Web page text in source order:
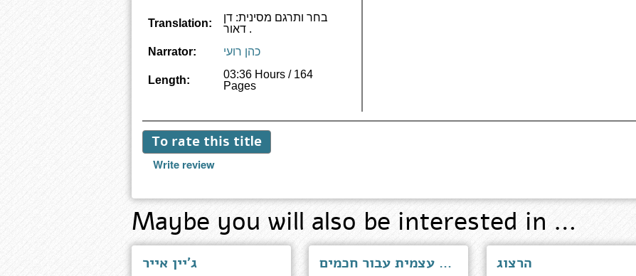
Translation:
בחר ותרגם מסינית: דן
דאור ‬.
Narrator:
כהן רועי
Length:
03:36 Hours / 164
Pages
To rate this title
Write review
Maybe you will also be interested in …
ג'יין אייר אומנות ראיית הדברים - מסות עזרה עצמית עבור חכמים הרצוג